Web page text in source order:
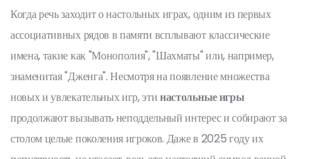
Когда речь заходит о настольных играх, одним из первых
ассоциативных рядов в памяти всплывают классические
имена, такие как "Монополия", "Шахматы" или, например,
знаменитая "Дженга". Несмотря на появление множества
новых и увлекательных игр, этинастольные игры
продолжают вызывать неподдельный интерес и собирают за
столом целые поколения игроков. Даже в 2025 году их